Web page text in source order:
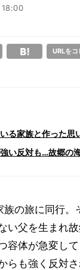
URLをコ
る家族と作った思
い反対も…故郷の
の旅に同行。
い父を生まれ
容体が急変し
らも強く反対さ